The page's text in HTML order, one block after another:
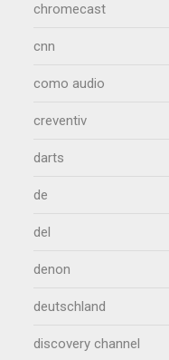
chromecast
cnn
como audio
creventiv
darts
de
del
denon
deutschland
discovery channel